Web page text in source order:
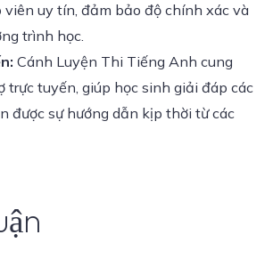
viên uy tín, đảm bảo độ chính xác và
trình học.
Cánh Luyện Thi Tiếng Anh cung
trực tuyến, giúp học sinh giải đáp các
được sự hướng dẫn kịp thời từ các